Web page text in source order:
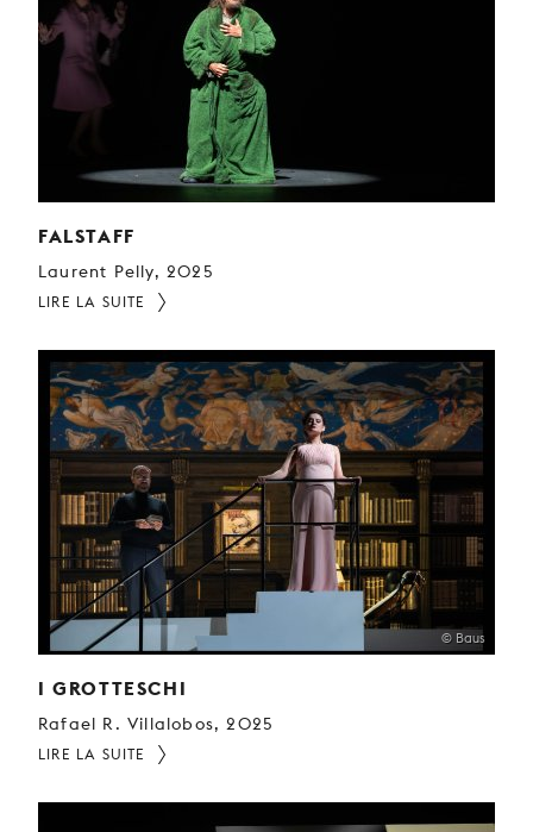
FALSTAFF
Laurent Pelly, 2025
LIRE LA SUITE
© Baus
I GROTTESCHI
Rafael R. Villalobos, 2025
LIRE LA SUITE